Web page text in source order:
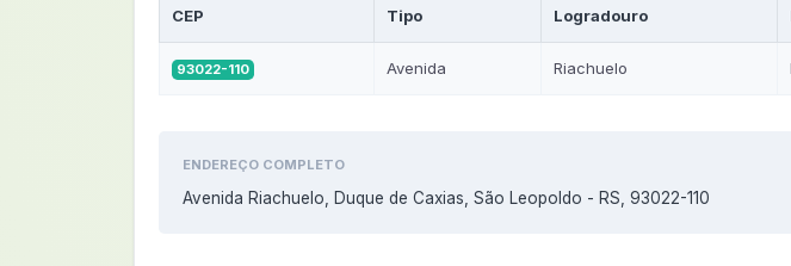
CEP Tipo Logradouro
93022-110 Avenida Riachuelo
ENDEREÇO COMPLETO
Avenida Riachuelo, Duque de Caxias, São Leopoldo - RS, 93022-110